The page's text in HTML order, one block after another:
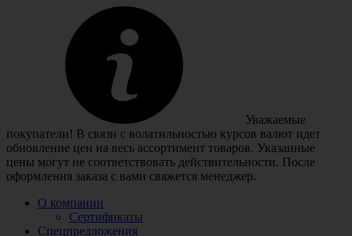
Уважаемые
покупатели! В связи с волатильностью курсов валют идет
обновление цен на весь ассортимент товаров. Указанные
цены могут не соответствовать действительности. После
оформления заказа с вами свяжется менеджер.
О компании
Сертификаты
Спецпредложения